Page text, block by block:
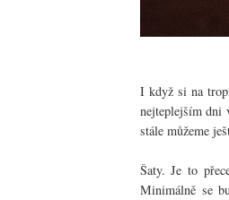
I když si na
nejteplejším dni
stále můžeme
Šaty. Je to
Minimálně se